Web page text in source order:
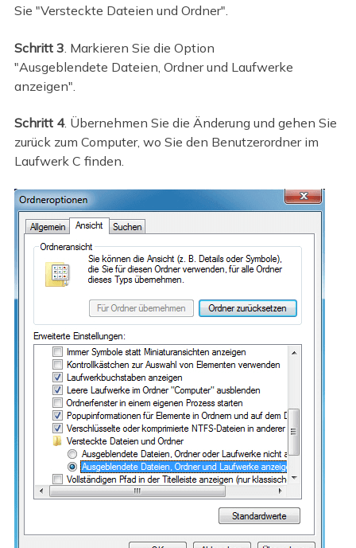
Sie "Versteckte Dateien und Ordner".
Schritt 3 . Markieren Sie die Option
"Ausgeblendete Dateien, Ordner und Laufwerke
anzeigen".
Schritt 4. Übernehmen Sie die Änderung und gehen Sie
zurück zum Computer, wo Sie den Benutzerordner im
Laufwerk C finden.